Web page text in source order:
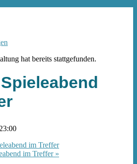
hat bereits stattgefunden.
23:00
im Treffer
im Treffer »